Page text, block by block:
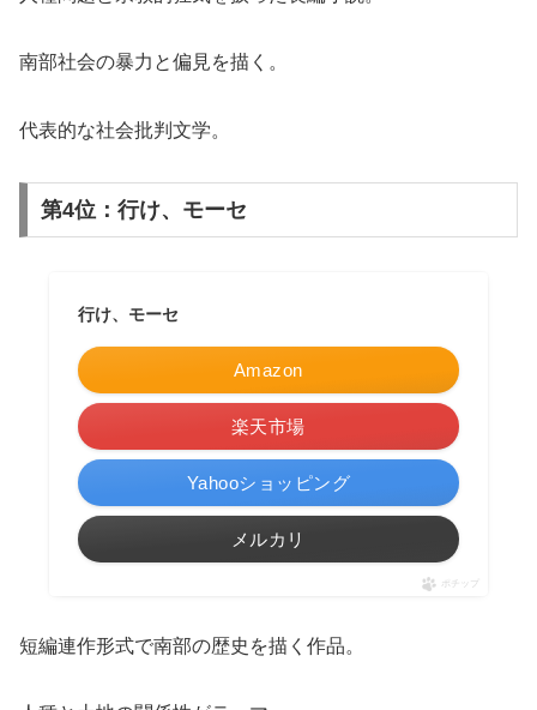
南部社会の暴力と偏見を描く。
代表的な社会批判文学。
第4位：行け、モーセ
行け、モーセ
Amazon
楽天市場
Yahooショッピング
メルカリ
ポチップ
短編連作形式で南部の歴史を描く作品。